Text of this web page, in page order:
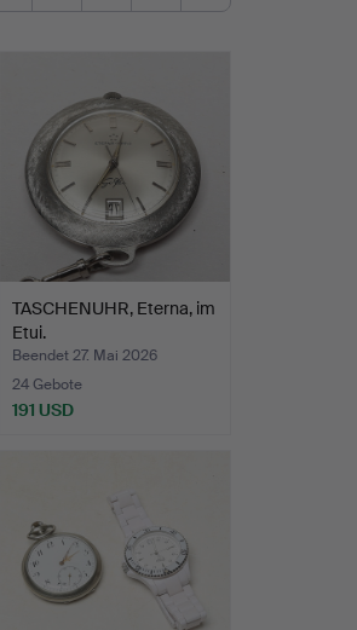
TASCHENUHR, Eterna, im
Etui.
Beendet 27. Mai 2026
24 Gebote
191 USD